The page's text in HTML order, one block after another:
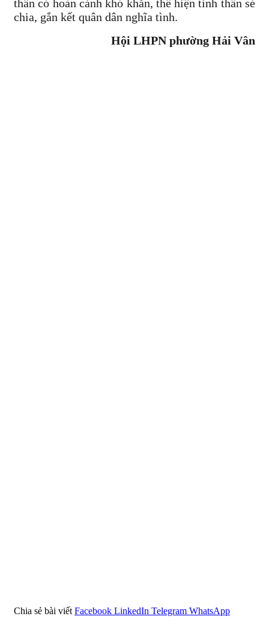
thân có hoàn cảnh khó khăn, thể hiện tinh thần sẻ
chia, gắn kết quân dân nghĩa tình.
Hội LHPN phường Hải Vân
Chia sẻ bài viết Facebook LinkedIn Telegram WhatsApp